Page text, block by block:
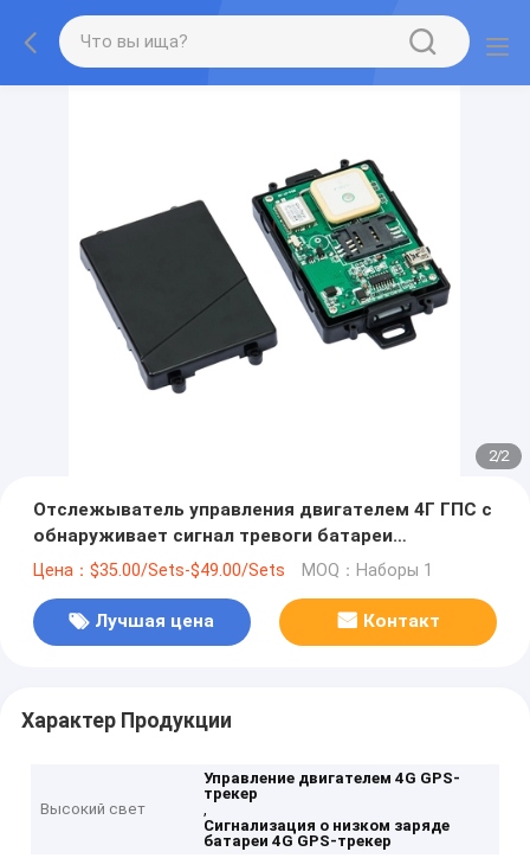
2/2
Отслежыватель управления двигателем 4Г ГПС с
обнаруживает сигнал тревоги батареи
напряжения тока корабля низкий
Цена：$35.00/Sets-$49.00/Sets MOQ：Наборы 1
Лучшая цена Контакт
Характер Продукции
Высокий свет
Управление двигателем 4G GPS-
трекер
,
Сигнализация о низком заряде
батареи 4G GPS-трекер